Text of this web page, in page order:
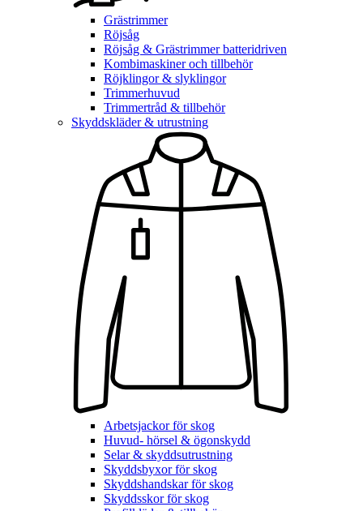
Grästrimmer
Röjsåg
Röjsåg & Grästrimmer batteridriven
Kombimaskiner och tillbehör
Röjklingor & slyklingor
Trimmerhuvud
Trimmertråd & tillbehör
Skyddskläder & utrustning
Arbetsjackor för skog
Huvud- hörsel & ögonskydd
Selar & skyddsutrustning
Skyddsbyxor för skog
Skyddshandskar för skog
Skyddsskor för skog